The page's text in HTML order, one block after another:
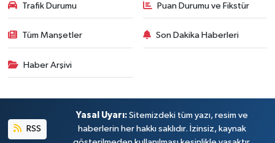
Trafik Durumu Puan Durumu ve Fikstür
Tüm Manşetler Son Dakika Haberleri
Haber Arşivi
RSS
Yasal Uyarı: Sitemizdeki tüm yazı, resim ve
haberlerin her hakkı saklıdır. İzinsiz, kaynak